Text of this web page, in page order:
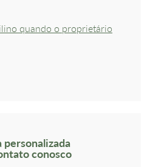
quando o proprietário
conosco